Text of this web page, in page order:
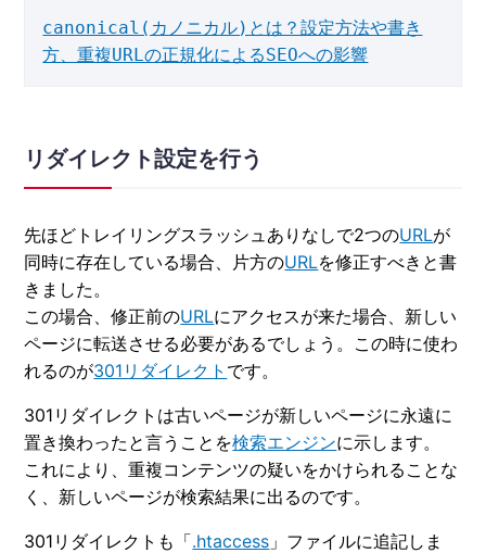
canonical(カノニカル)とは？設定方法や書き
方、重複URLの正規化によるSEOへの影響
リダイレクト設定を行う
先ほどトレイリングスラッシュありなしで2つのURLが
同時に存在している場合、片方のURLを修正すべきと書
きました。
この場合、修正前のURLにアクセスが来た場合、新しい
ページに転送させる必要があるでしょう。この時に使わ
れるのが301リダイレクト です。
301リダイレクトは古いページが新しいページに永遠に
置き換わったと言うことを検索エンジンに示します。
これにより、重複コンテンツの疑いをかけられることな
く、新しいページが検索結果に出るのです。
301リダイレクトも「.htaccess 」ファイルに追記しま